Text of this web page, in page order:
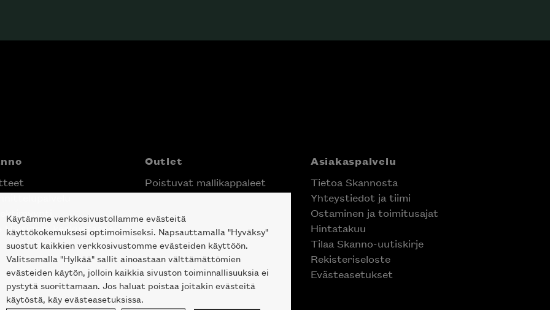
Helsingin keskustassa
Outlet
Poistuvat mallikappaleet
Asiakaspalvelu
Tietoa Skannosta
Yhteystiedot ja tiimi
Ostaminen ja toimitusajat
Hintatakuu
Tilaa Skanno-uutiskirje
Rekisteriseloste
Evästeasetukset
Käytämme verkkosivustollamme evästeitä
käyttökokemuksesi optimoimiseksi. Napsauttamalla "Hyväksy"
suostut kaikkien verkkosivustomme evästeiden käyttöön.
Valitsemalla "Hylkää" sallit ainoastaan välttämättömien
evästeiden käytön, jolloin kaikkia sivuston toiminnallisuuksia ei
pystytä suorittamaan. Jos haluat poistaa joitakin evästeitä
käytöstä, käy evästeasetuksissa.